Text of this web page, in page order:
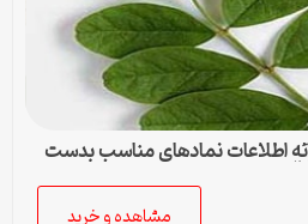
اطلاعات نمادهای مناسب بدست
مشاهده و خرید